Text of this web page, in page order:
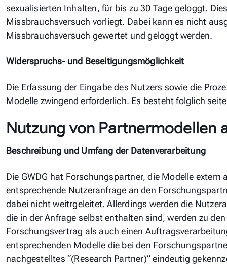
sexualisierten Inhalten, für bis zu 30 Tage geloggt.
Missbrauchsversuch vorliegt. Dabei kann es nicht
Missbrauchsversuch gewertet und geloggt werden.
Widerspruchs- und Beseitigungsmöglichkeit
Die Erfassung der Eingabe des Nutzers sowie die
Modelle zwingend erforderlich. Es besteht folglich
Nutzung von Partnermodellen
Beschreibung und Umfang der Datenverarbeitung
Die GWDG hat Forschungspartner, die Modelle
entsprechende Nutzeranfrage an den
dabei nicht weitrgeleitet. Allerdings werden die
die in der Anfrage selbst enthalten sind, werden zu
Forschungsvertrag als auch einen
entsprechenden Modelle die bei den
nachgestelltes “(Research Partner)” eindeutig